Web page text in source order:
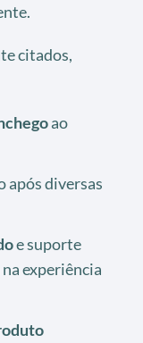
citados,
ao
após diversas
e suporte
experiência